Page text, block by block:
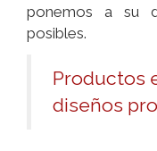
ponemos a su
posibles.
Productos
diseños